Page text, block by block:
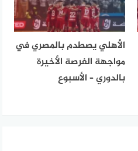
الأهلي يصطدم بالمصري في
مواجهة الفرصة الأخيرة
بالدوري – الأسبوع